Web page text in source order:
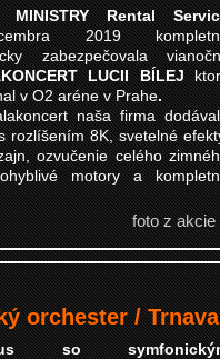
MINISTRY Rental
2019
zabezpečovala
LUCII BÍLEJ
v O2 aréne v Prahe.
naša firma
rozlíšením 8K, svetelné
ozvučenie celého
motory a
foto z akcie
orchester / Trnava
so